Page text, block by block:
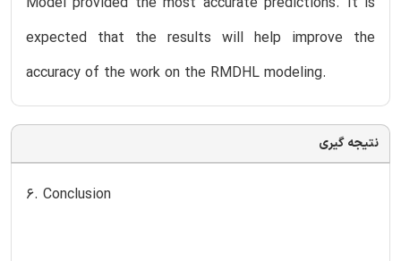
expected that the results will help improve the
accuracy of the work on the RMDHL modeling.
نتیجه گیری
6. Conclusion